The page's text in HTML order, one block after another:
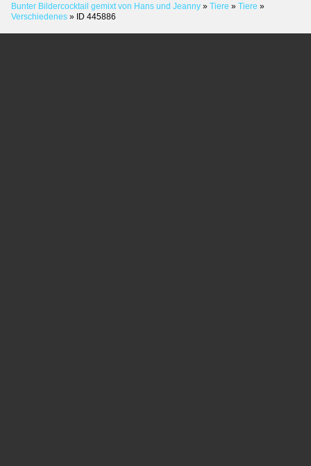
Bunter Bildercocktail gemixt von Hans und Jeanny » Tiere » Tiere »
Verschiedenes » ID 445886